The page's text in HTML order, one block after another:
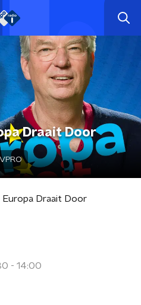
Draait Door
Draait Door
- 14:00